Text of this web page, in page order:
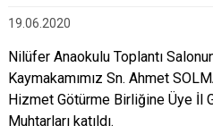
19.06.2020
Nilüfer Anaokulu Toplantı
Kaymakamımız Sn. Ahmet
Hizmet Götürme Birliğine Üye İl
Muhtarları katıldı.